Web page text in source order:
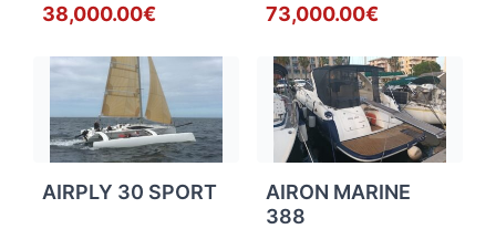
38,000.00€ 73,000.00€
AIRPLY 30 SPORT
AIRON MARINE
388